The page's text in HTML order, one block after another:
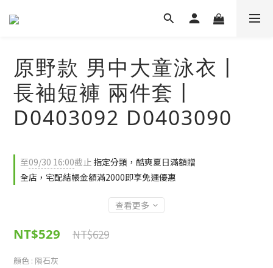
原野款 男中大童泳衣丨
長袖短褲 兩件套丨
D0403092 D0403090
至09/30 16:00截止 指定分類，酷爽夏日滿額贈
全店，宅配結帳金額滿2000即享免運優惠
查看更多
NT$629
NT$529
顏色 : 隕石灰